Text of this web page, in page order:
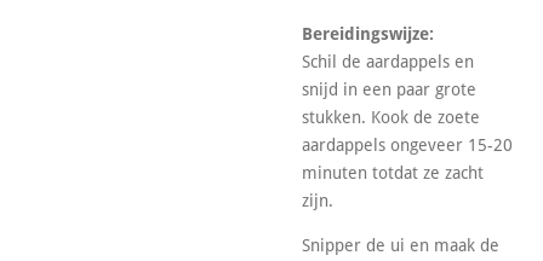
Bereidingswijze:
Schil de aardappels en
snijd in een paar grote
stukken. Kook de zoete
aardappels ongeveer 15-20
minuten totdat ze zacht
zijn.
Snipper de ui en maak de